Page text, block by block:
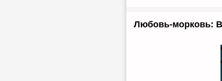
Любовь-морковь: